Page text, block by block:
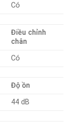
Có
Điều chỉnh
chân
Có
Độ ồn
44 dB